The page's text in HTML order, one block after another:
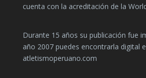
cuenta con la acreditación de la
Durante 15 años su publicación fue
año 2007 puedes encontrarla digital
atletismoperuano.com